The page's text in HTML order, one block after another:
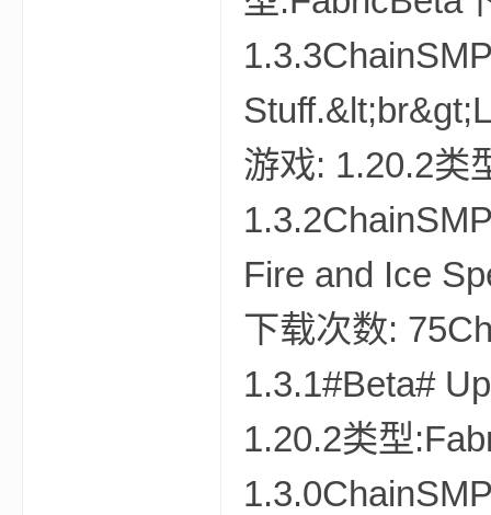
游戏: 1.20.2类
Fire and Ice
下载次数:
1.3.1#Beta#
1.20.2类型